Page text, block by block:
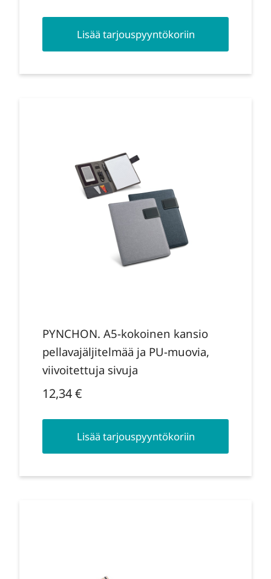
Lisää tarjouspyyntökoriin
PYNCHON. A5-kokoinen kansio
pellavajäljitelmää ja PU-muovia,
viivoitettuja sivuja
12,34€
Lisää tarjouspyyntökoriin